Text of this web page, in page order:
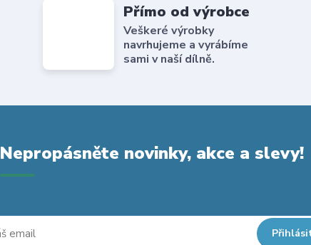
Přímo od výrobce
Veškeré výrobky
navrhujeme a vyrábíme
sami v naší dílně.
Nepropásněte novinky, akce a slevy!